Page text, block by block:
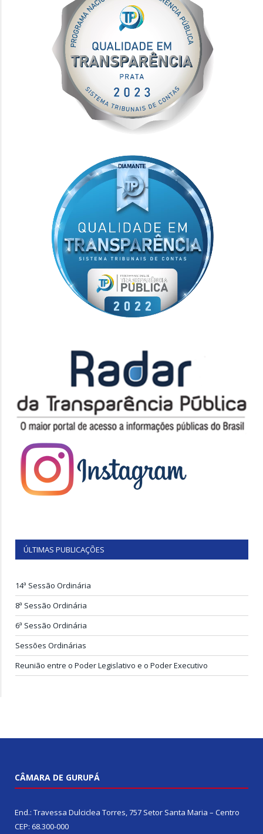
ÚLTIMAS PUBLICAÇÕES
14ª Sessão Ordinária
8ª Sessão Ordinária
6ª Sessão Ordinária
Sessões Ordinárias
Reunião entre o Poder Legislativo e o Poder Executivo
CÂMARA DE GURUPÁ
End.: Travessa Dulciclea Torres, 757 Setor Santa Maria – Centro
CEP: 68.300-000